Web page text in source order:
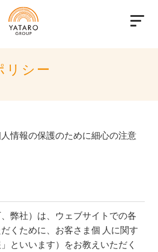
リシー
情報の保護のために細心の注意
弊社）は、ウェブサイトでの各
くために、お客さま個 人に関す
といいます）をお教えいただく